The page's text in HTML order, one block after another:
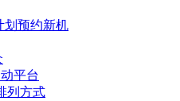
划预约新机
平台
列方式